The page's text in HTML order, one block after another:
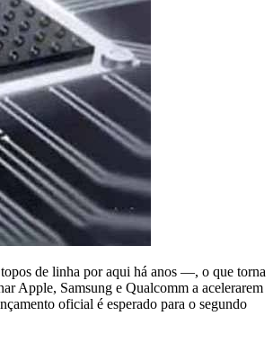
de linha por aqui há anos —, o que torna
Apple, Samsung e Qualcomm a acelerarem
oficial é esperado para o segundo